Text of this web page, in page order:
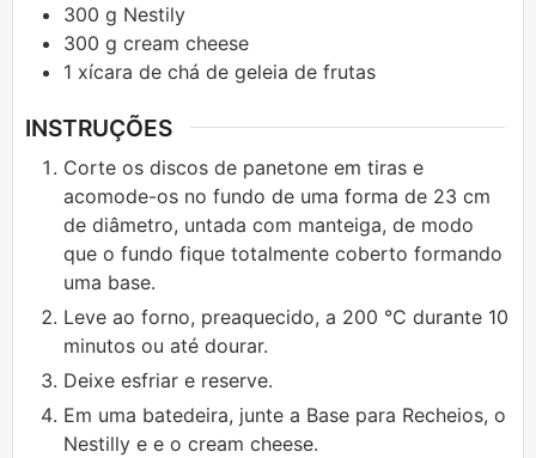
300 g Nestily
300 g cream cheese
1 xícara de chá de geleia de frutas
INSTRUÇÕES
Corte os discos de panetone em tiras e
acomode-os no fundo de uma forma de 23 cm
de diâmetro, untada com manteiga, de modo
que o fundo fique totalmente coberto formando
uma base.
Leve ao forno, preaquecido, a 200 °C durante 10
minutos ou até dourar.
Deixe esfriar e reserve.
Em uma batedeira, junte a Base para Recheios, o
Nestilly e e o cream cheese.